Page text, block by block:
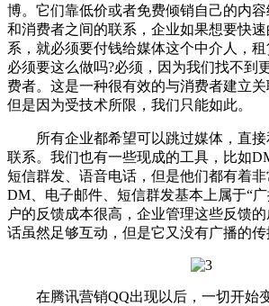
博。它们靠低价或者免费倾销自己的内
和消费者之间的联系，企业如果想要快
系，就必须要付钱给媒体这个中介人，
必须要这么做吗?必须，因为我们找不到
费者。这是一种很有效的与消费者建立关
但是因为受技术所限，我们只能如此。
所有企业都希望可以跳过媒体，直接
联系。我们也有一些现成的工具，比如
短信群发、语音电话，但是他们都有着非
DM、电子邮件、短信群发基本上属于“
户的反馈成本很高，企业管理这些反馈
话虽然足够互动，但是它又没有广播的传
在腾讯营销QQ出现以后，一切开始